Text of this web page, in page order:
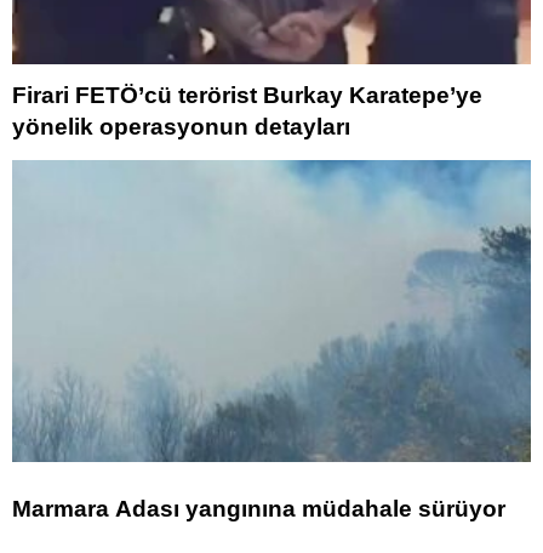
Firari FETÖ’cü terörist Burkay Karatepe’ye
yönelik operasyonun detayları
Marmara Adası yangınına müdahale sürüyor